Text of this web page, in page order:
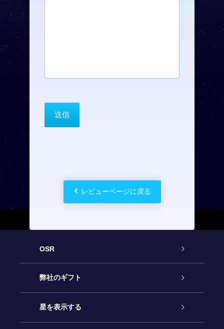
レビューページに戻る
OSR
カスタマーサービス
お問い合わせ
弊社のギフト
Online Starギフト
星を表示する